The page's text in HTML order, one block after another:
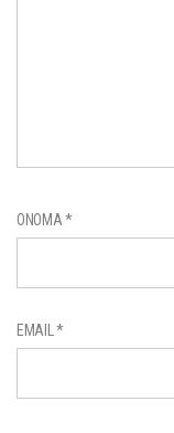
ΌΝΟΜΑ*
EMAIL*